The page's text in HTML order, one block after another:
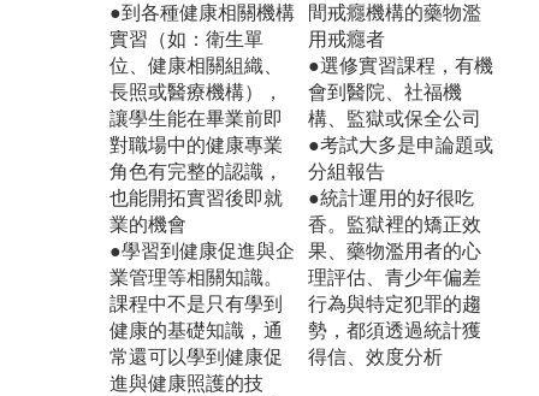
●到各種健康相關機構
實習（如：衛生單
位、健康相關組織、
長照或醫療機構），
讓學生能在畢業前即
對職場中的健康專業
角色有完整的認識，
也能開拓實習後即就
業的機會
●學習到健康促進與企
業管理等相關知識。
課程中不是只有學到
健康的基礎知識，通
常還可以學到健康促
進與健康照護的技
間戒癮機構的藥物濫
用戒癮者
●選修實習課程，有機
會到醫院、社福機
構、監獄或保全公司
●考試大多是申論題或
分組報告
●統計運用的好很吃
香。監獄裡的矯正效
果、藥物濫用者的心
理評估、青少年偏差
行為與特定犯罪的趨
勢，都須透過統計獲
得信、效度分析